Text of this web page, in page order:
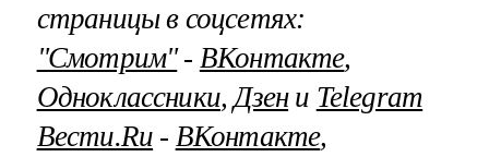
страницы в соцсетях:
"Смотрим"‐ ВКонтакте,
Одноклассники, Дзени Telegram
Вести.Ru ‐ ВКонтакте,